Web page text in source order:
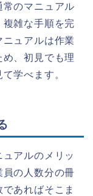
のマニュアル
雑な手順を完
ュアルは作業
、初見でも理
学べます。
アルのメリッ
員の人数分の冊
あればそこま